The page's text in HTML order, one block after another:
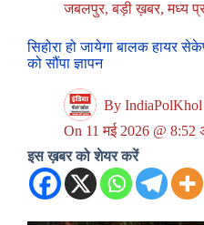
जबलपुर,बड़ी ख़बर,मध्य
सिहोरा हो जायेगा बालक हायर
को सौंपा ज्ञापन
By IndiaPolKhol
On 11 मई 2026 @ 8:52
इस ख़बर को शेयर करें